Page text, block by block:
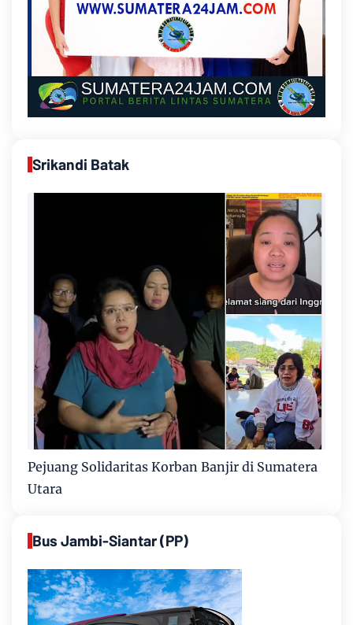
Srikandi Batak
Pejuang Solidaritas Korban Banjir di Sumatera
Utara
Bus Jambi-Siantar (PP)